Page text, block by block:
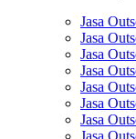
Jasa
Jasa
Jasa
Jasa
Jasa
Jasa
Jasa